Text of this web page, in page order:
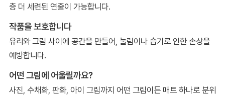
층 더 세련된 연출이 가능합니다.
작품을 보호합니다
유리와 그림 사이에 공간을 만들어, 눌림이나 습기로 인한 손상을
예방합니다.
어떤 그림에 어울릴까요?
사진, 수채화, 판화, 아이 그림까지 어떤 그림이든 매트 하나로 분위